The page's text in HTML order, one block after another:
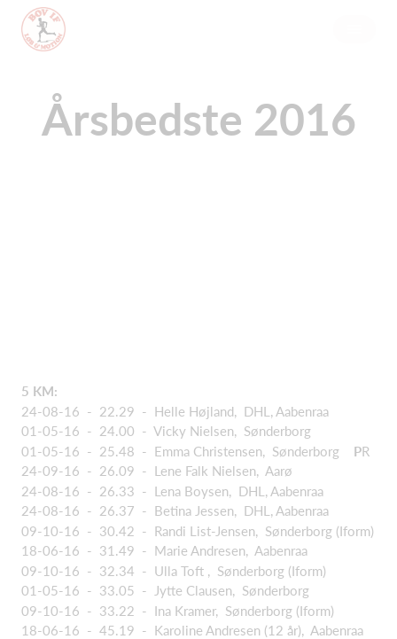
Årsbedste 2016
5 KM:
24-08-16 - 22.29 - Helle Højland, DHL, Aabenraa
01-05-16 - 24.00 - Vicky Nielsen, Sønderborg
01-05-16 - 25.48 - Emma Christensen, Sønderborg PR
24-09-16 - 26.09 - Lene Falk Nielsen, Aarø
24-08-16 - 26.33 - Lena Boysen, DHL, Aabenraa
24-08-16 - 26.37 - Betina Jessen, DHL, Aabenraa
09-10-16 - 30.42 - Randi List-Jensen, Sønderborg (Iform)
18-06-16 - 31.49 - Marie Andresen, Aabenraa
09-10-16 - 32.34 - Ulla Toft , Sønderborg (Iform)
01-05-16 - 33.05 - Jytte Clausen, Sønderborg
09-10-16 - 33.22 - Ina Kramer, Sønderborg (Iform)
18-06-16 - 45.19 - Karoline Andresen (12 år), Aabenraa